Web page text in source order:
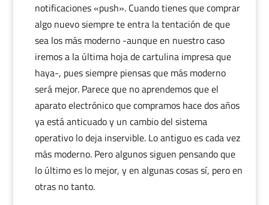
notificaciones «push». Cuando tienes que comprar
algo nuevo siempre te entra la tentación de que
sea los más moderno -aunque en nuestro caso
iremos a la última hoja de cartulina impresa que
haya-, pues siempre piensas que más moderno
será mejor. Parece que no aprendemos que el
aparato electrónico que compramos hace dos años
ya está anticuado y un cambio del sistema
operativo lo deja inservible. Lo antiguo es cada vez
más moderno. Pero algunos siguen pensando que
lo último es lo mejor, y en algunas cosas sí, pero en
otras no tanto.